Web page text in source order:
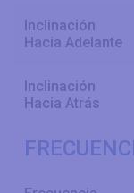
Inclinación
Hacia Adelante
Inclinación
Hacia Atrás